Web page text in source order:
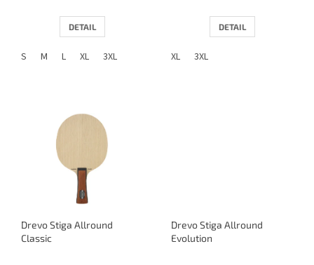
DETAIL
S M L XL 3XL
DETAIL
XL 3XL
Drevo Stiga Allround
Classic
Drevo Stiga Allround
Evolution